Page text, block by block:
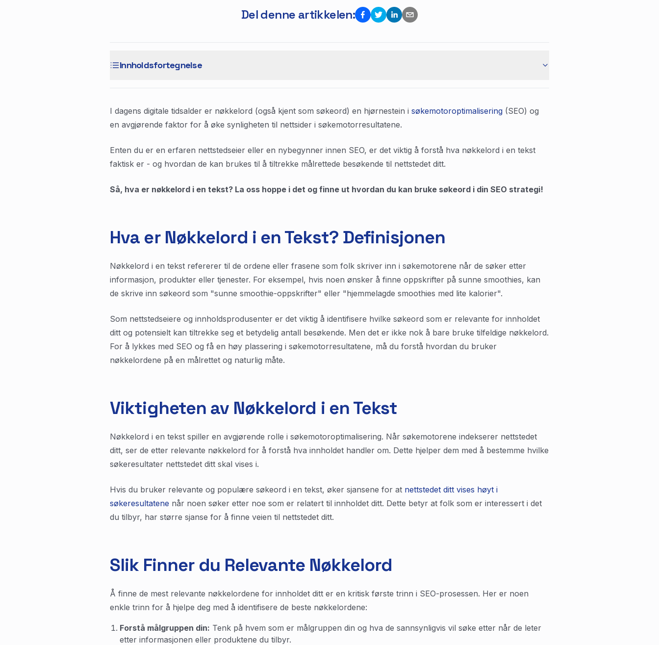
Del denne artikkelen:
Innholdsfortegnelse
I dagens digitale tidsalder er nøkkelord (også kjent som søkeord) en hjørnestein i søkemotoroptimalisering (SEO) og
en avgjørende faktor for å øke synligheten til nettsider i søkemotorresultatene.
Enten du er en erfaren nettstedseier eller en nybegynner innen SEO, er det viktig å forstå hva nøkkelord i en tekst
faktisk er - og hvordan de kan brukes til å tiltrekke målrettede besøkende til nettstedet ditt.
Så, hva er nøkkelord i en tekst? La oss hoppe i det og finne ut hvordan du kan bruke søkeord i din SEO strategi!
Hva er Nøkkelord i en Tekst? Definisjonen
Nøkkelord i en tekst refererer til de ordene eller frasene som folk skriver inn i søkemotorene når de søker etter
informasjon, produkter eller tjenester. For eksempel, hvis noen ønsker å finne oppskrifter på sunne smoothies, kan
de skrive inn søkeord som "sunne smoothie-oppskrifter" eller "hjemmelagde smoothies med lite kalorier".
Som nettstedseiere og innholdsprodusenter er det viktig å identifisere hvilke søkeord som er relevante for innholdet
ditt og potensielt kan tiltrekke seg et betydelig antall besøkende. Men det er ikke nok å bare bruke tilfeldige nøkkelord.
For å lykkes med SEO og få en høy plassering i søkemotorresultatene, må du forstå hvordan du bruker
nøkkelordene på en målrettet og naturlig måte.
Viktigheten av Nøkkelord i en Tekst
Nøkkelord i en tekst spiller en avgjørende rolle i søkemotoroptimalisering. Når søkemotorene indekserer nettstedet
ditt, ser de etter relevante nøkkelord for å forstå hva innholdet handler om. Dette hjelper dem med å bestemme hvilke
søkeresultater nettstedet ditt skal vises i.
Hvis du bruker relevante og populære søkeord i en tekst, øker sjansene for at nettstedet ditt vises høyt i
søkeresultatene når noen søker etter noe som er relatert til innholdet ditt. Dette betyr at folk som er interessert i det
du tilbyr, har større sjanse for å finne veien til nettstedet ditt.
Slik Finner du Relevante Nøkkelord
Å finne de mest relevante nøkkelordene for innholdet ditt er en kritisk første trinn i SEO-prosessen. Her er noen
enkle trinn for å hjelpe deg med å identifisere de beste nøkkelordene:
Forstå målgruppen din: Tenk på hvem som er målgruppen din og hva de sannsynligvis vil søke etter når de leter
etter informasjonen eller produktene du tilbyr.